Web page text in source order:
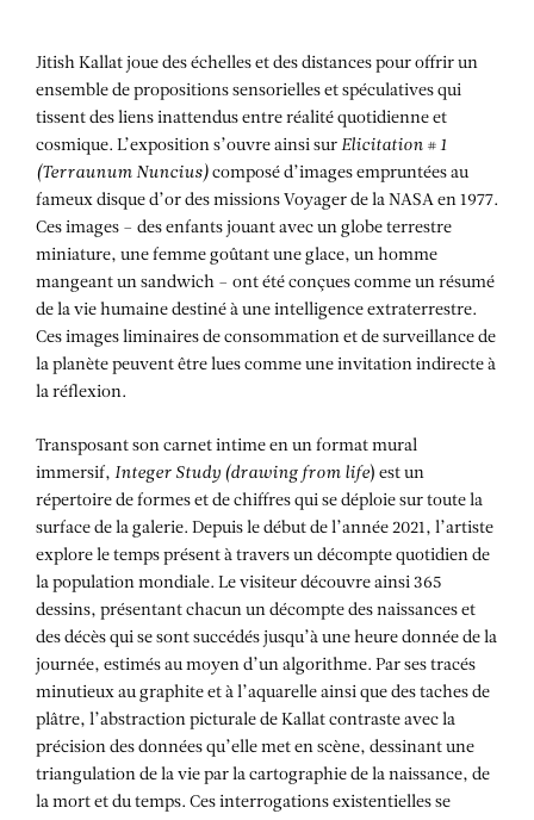
Jitish Kallat joue des échelles et des distances pour offrir un
ensemble de propositions sensorielles et spéculatives qui
tissent des liens inattendus entre réalité quotidienne et
cosmique. L’exposition s’ouvre ainsi sur Elicitation # 1
(Terraunum Nuncius) composé d’images empruntées au
fameux disque d’or des missions Voyager de la NASA en 1977.
Ces images – des enfants jouant avec un globe terrestre
miniature, une femme goûtant une glace, un homme
mangeant un sandwich – ont été conçues comme un résumé
de la vie humaine destiné à une intelligence extraterrestre.
Ces images liminaires de consommation et de surveillance de
la planète peuvent être lues comme une invitation indirecte à
la réflexion.
Transposant son carnet intime en un format mural
immersif, Integer Study (drawing from life) est un
répertoire de formes et de chiffres qui se déploie sur toute la
surface de la galerie. Depuis le début de l’année 2021, l’artiste
explore le temps présent à travers un décompte quotidien de
la population mondiale. Le visiteur découvre ainsi 365
dessins, présentant chacun un décompte des naissances et
des décès qui se sont succédés jusqu’à une heure donnée de la
journée, estimés au moyen d’un algorithme. Par ses tracés
minutieux au graphite et à l’aquarelle ainsi que des taches de
plâtre, l’abstraction picturale de Kallat contraste avec la
précision des données qu’elle met en scène, dessinant une
triangulation de la vie par la cartographie de la naissance, de
la mort et du temps. Ces interrogations existentielles se